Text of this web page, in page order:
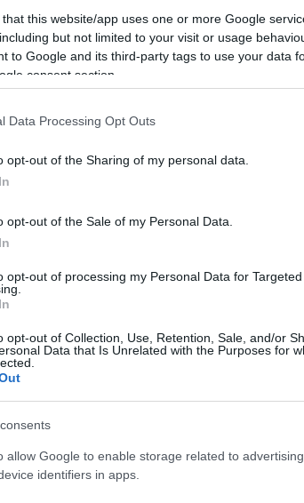
that this website/app uses one or more Google
but not limited to your visit or usage
to Google and its third-party tags to use your data
consent section.
Data Processing Opt Outs
opt-out of the Sharing of my personal data.
opt-out of the Sale of my Personal Data.
opt-out of processing my Personal Data for Targeted
opt-out of Collection, Use, Retention, Sale, and/or
Data that Is Unrelated with the Purposes for
allow Google to enable storage related to
identifiers in apps.
- 18:19Katiba
di Santori e Picca (Lega) sulla gestione
Roma, quartiere San Giovanni. La
si scontrano in bici
un morto
- 09:36
avvenuto ieri sera in zona Lungotevere; la
sessant’anni non ancora identificato
ciclisti su una pista ciclabile. Ieri…
→